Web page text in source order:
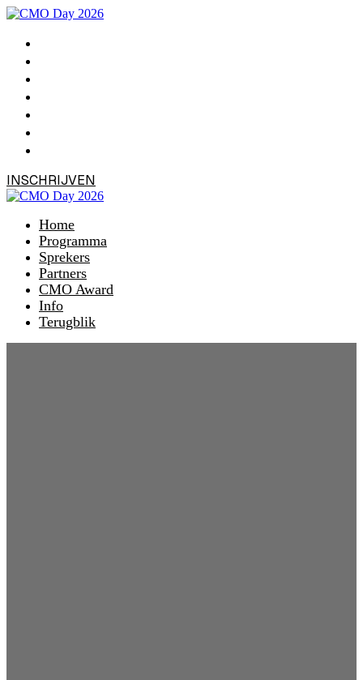
INSCHRIJVEN
Home
Programma
Sprekers
Partners
CMO Award
Info
Terugblik